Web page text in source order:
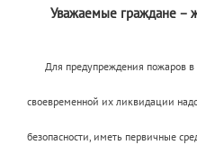
Уважаемые граждане –
Для предупреждения пожаров
своевременной их ликвидации
безопасности, иметь первичные